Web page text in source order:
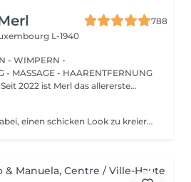
788
L-1940
- WIMPERN -
- MASSAGE - HAARENTFERNUNG
2022 ist Merl das allererste
Nicht nur Mascara hilft dabei, einen schicken Look zu kreieren, sondern auch das Färben Ihrer Wimpern! Wie wird das Wimpern färben durchgeführt? - Wimpern werden gewaschen - Augencreme wird aufgetragen - Klebeband und die Patches werden aufgetragen - färben - Klebeband und die Patches werden entfernt Altersbeschränkungen: empfohlenes Mindestalter ab 14 Jahren. Empfehlungen nach dem Eingriff: die Wimpern 24 Stunden nach dem Eingriff nicht nass machen. Frequenz: einmal in 2-3 Wochen.